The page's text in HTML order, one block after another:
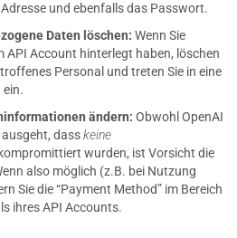
und ebenfalls das Passwort.
Daten löschen: Wenn Sie
API Account hinterlegt haben, löschen
Personal und treten Sie in eine
ändern: Obwohl OpenAI
dasskeine
wurden, ist Vorsicht die
also möglich (z.B. bei Nutzung
Sie die “Payment Method” im Bereich
ihres API Accounts.